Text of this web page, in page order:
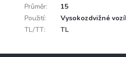
Průměr:
15
Použití:
Vysokozdvižné
TL/TT: TL